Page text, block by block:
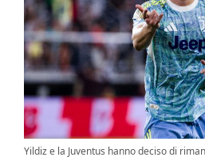
Yildiz e la Juventus hanno deciso di